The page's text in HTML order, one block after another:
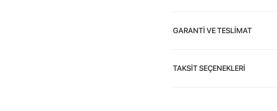
GARANTİ VE TESLİMAT
TAKSİT SEÇENEKLERİ